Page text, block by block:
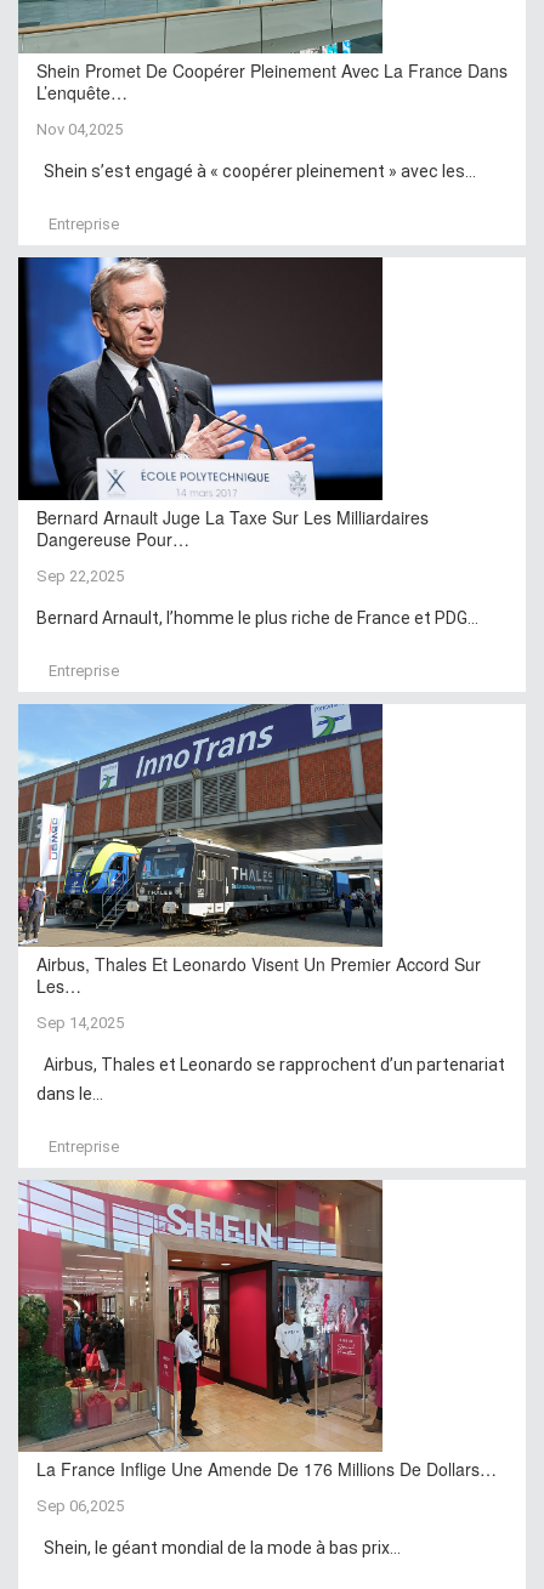
Shein Promet De Coopérer Pleinement Avec La France Dans
L’enquête…
Nov 04,2025
Shein s’est engagé à « coopérer pleinement » avec les...
Entreprise
Bernard Arnault Juge La Taxe Sur Les Milliardaires
Dangereuse Pour…
Sep 22,2025
Bernard Arnault, l’homme le plus riche de France et PDG...
Entreprise
Airbus, Thales Et Leonardo Visent Un Premier Accord Sur
Les…
Sep 14,2025
Airbus, Thales et Leonardo se rapprochent d’un partenariat
dans le...
Entreprise
La France Inflige Une Amende De 176 Millions De Dollars…
Sep 06,2025
Shein, le géant mondial de la mode à bas prix...